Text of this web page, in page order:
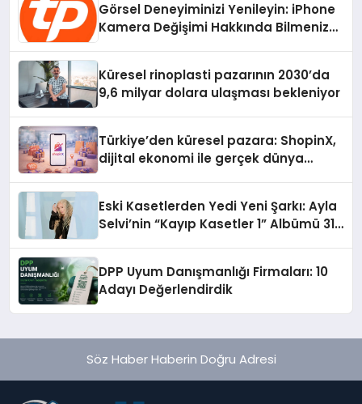
Görsel Deneyiminizi Yenileyin: iPhone
Kamera Değişimi Hakkında Bilmeniz
Küresel rinoplasti pazarının 2030’da
9,6 milyar dolara ulaşması bekleniyor
Türkiye’den küresel pazara: ShopinX,
dijital ekonomi ile gerçek dünya
Eski Kasetlerden Yedi Yeni Şarkı: Ayla
Selvi’nin “Kayıp Kasetler 1” Albümü 31
DPP Uyum Danışmanlığı Firmaları: 10
Adayı Değerlendirdik
Söz Haber Haberin Doğru Adresi